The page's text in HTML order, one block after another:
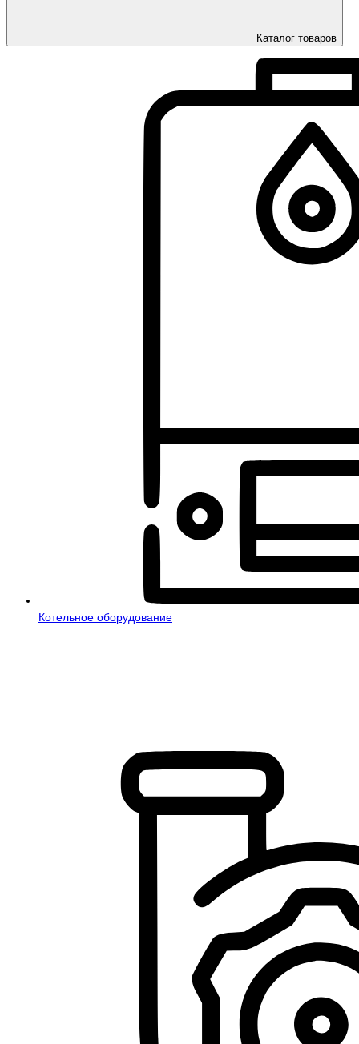
Каталог товаров
Котельное оборудование